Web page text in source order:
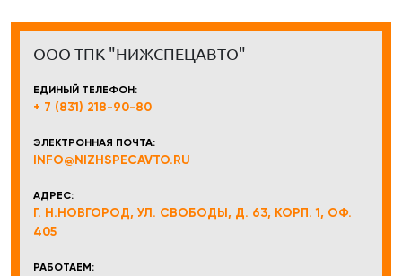
ООО ТПК "НИЖСПЕЦАВТО"
ЕДИНЫЙ ТЕЛЕФОН:
+ 7 (831) 218-90-80
ЭЛЕКТРОННАЯ ПОЧТА:
INFO@NIZHSPECAVTO.RU
АДРЕС:
Г. Н.НОВГОРОД, УЛ. СВОБОДЫ, Д. 63, КОРП. 1, ОФ.
405
РАБОТАЕМ: